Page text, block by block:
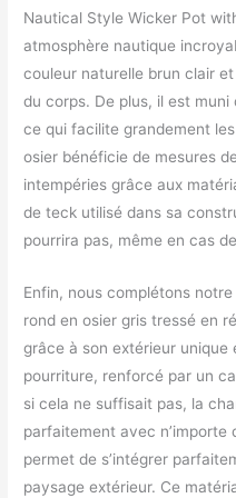
Nautical Style Wicker Pot
atmosphère nautique
couleur naturelle brun clair
du corps. De plus, il est muni
ce qui facilite grandement
osier bénéficie de mesures
intempéries grâce aux
de teck utilisé dans sa
pourrira pas, même en cas
Enfin, nous complétons
rond en osier gris tressé en
grâce à son extérieur unique
pourriture, renforcé par un
si cela ne suffisait pas, la
parfaitement avec n’importe
permet de s’intégrer
paysage extérieur. Ce